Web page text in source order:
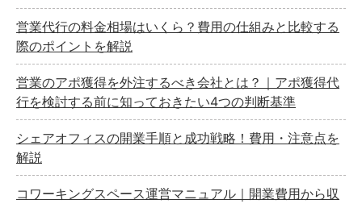
営業代行の料金相場はいくら？費用の仕組みと比較する
際のポイントを解説
営業のアポ獲得を外注するべき会社とは？｜アポ獲得代
行を検討する前に知っておきたい4つの判断基準
シェアオフィスの開業手順と成功戦略！費用・注意点を
解説
コワーキングスペース運営マニュアル｜開業費用から収